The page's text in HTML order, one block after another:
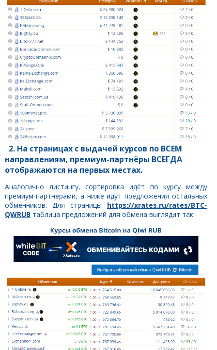
2. На страницах с выдачей курсов по ВСЕМ
направлениям, премиум-партнёры ВСЕГДА
отображаются на первых местах.
Аналогично листингу, сортировка идёт по курсу между
премиум-партнёрами, а ниже идут предложения остальных
обменников. Для страницы https://xrates.ru/rates/BTC-
QWRUB таблица предложений для обмена выглядит так: